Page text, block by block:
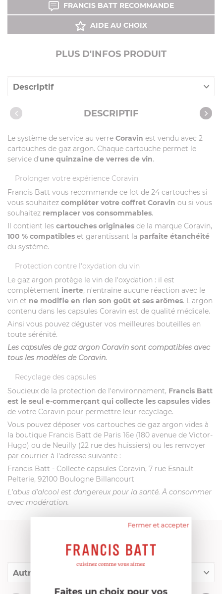
FRANCIS BATT RECOMMANDE
AIDE AU CHOIX
PLUS D'INFOS PRODUIT
Descriptif
Caractéristiques
DESCRIPTIF
Le système de service au verre Coravin est vendu avec 2
cartouches de gaz argon. Chaque cartouche permet le
service d'une quinzaine de verres de vin.
Prolonger votre expérience Coravin
Francis Batt vous recommande ce lot de 24 cartouches si
vous souhaitez compléter votre coffret Coravin ou si vous
souhaitez remplacer vos consommables.
Il contient les cartouches originales de la marque Coravin,
100 % compatibles et garantissant la parfaite étanchéité
du système.
Protection contre l'oxydation du vin
Le gaz argon protège le vin de l'oxydation : il est
complètement inerte, n'entraîne aucune réaction avec le
vin et ne modifie en rien son goût et ses arômes. L'argon
contenu dans les capsules Coravin est de qualité médicale.
Ainsi vous pouvez déguster vos meilleures bouteilles en
toute sérénité.
Les capsules de gaz argon Coravin sont compatibles avec
tous les modèles de Coravin.
Recyclage des capsules
Soucieux de la protection de l'environnement, Francis Batt
est le seul e-commerçant qui collecte les capsules vides
de votre Coravin pour permettre leur recyclage.
Vous pouvez déposer vos cartouches de gaz argon vides à
la boutique Francis Batt de Paris 16e (180 avenue de Victor-
Hugo) ou de Neuilly (22 rue des huissiers) ou les renvoyer
par courrier à l'adresse suivante :
Francis Batt - Collecte capsules Coravin, 7 rue Esnault
Pelterie, 92100 Boulogne Billancourt
L'abus d'alcool est dangereux pour la santé. À consommer
avec modération.
Autres références
Fermer et accepter
Faites un choix pour vos